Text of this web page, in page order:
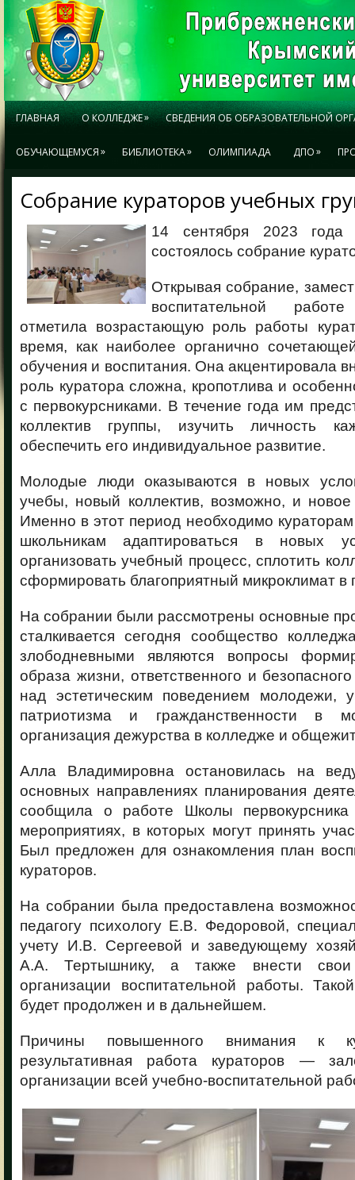
ГЛАВНАЯ О КОЛЛЕДЖЕ» СВЕДЕНИЯ ОБ ОБРАЗОВАТЕЛЬНОЙ
ОБУЧАЮЩЕМУСЯ» БИБЛИОТЕКА» ОЛИМПИАДА ДПО»
Собрание кураторов учебных
14 сентября 2023
состоялось собрание
Открывая собрание,
воспитательной
отметила возрастающую роль работы
время, как наиболее органично
обучения и воспитания. Она акцентировала
роль куратора сложна, кропотлива и
с первокурсниками. В течение года им
коллектив группы, изучить личность
обеспечить его индивидуальное развитие.
Молодые люди оказываются в новых
учебы, новый коллектив, возможно, и новое
Именно в этот период необходимо
школьникам адаптироваться в новых
организовать учебный процесс, сплотить
сформировать благоприятный микроклимат в
На собрании были рассмотрены основные
сталкивается сегодня сообщество
злободневными являются вопросы
образа жизни, ответственного и
над эстетическим поведением молодежи,
патриотизма и гражданственности в
организация дежурства в колледже и
Алла Владимировна остановилась на
основных направлениях планирования
сообщила о работе Школы первокурсника
мероприятиях, в которых могут принять
Был предложен для ознакомления план
кураторов.
На собрании была предоставлена
педагогу психологу Е.В. Федоровой,
учету И.В. Сергеевой и заведующему
А.А. Тертышнику, а также внести
организации воспитательной работы.
будет продолжен и в дальнейшем.
Причины повышенного внимания к
результативная работа кураторов —
организации всей учебно-воспитательной